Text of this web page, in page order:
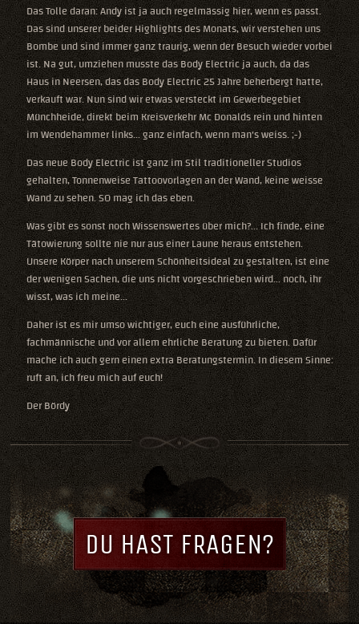
Das Tolle daran: Andy ist ja auch regelmässig hier, wenn es passt.
Das sind unserer beider Highlights des Monats, wir verstehen uns
Bombe und sind immer ganz traurig, wenn der Besuch wieder vorbei
ist. Na gut, umziehen musste das Body Electric ja auch, da das
Haus in Neersen, das das Body Electric 25 Jahre beherbergt hatte,
verkauft war. Nun sind wir etwas versteckt im Gewerbegebiet
Münchheide, direkt beim Kreisverkehr Mc Donalds rein und hinten
im Wendehammer links... ganz einfach, wenn man's weiss. ;-)
Das neue Body Electric ist ganz im Stil traditioneller Studios
gehalten, Tonnenweise Tattoovorlagen an der Wand, keine weisse
Wand zu sehen. SO mag ich das eben.
Was gibt es sonst noch Wissenswertes über mich?... Ich finde, eine
Tätowierung sollte nie nur aus einer Laune heraus entstehen.
Unsere Körper nach unserem Schönheitsideal zu gestalten, ist eine
der wenigen Sachen, die uns nicht vorgeschrieben wird... noch, ihr
wisst, was ich meine...
Daher ist es mir umso wichtiger, euch eine ausführliche,
fachmännische und vor allem ehrliche Beratung zu bieten. Dafür
mache ich auch gern einen extra Beratungstermin. In diesem Sinne:
ruft an, ich freu mich auf euch!
Der Bördy
DU HAST FRAGEN?